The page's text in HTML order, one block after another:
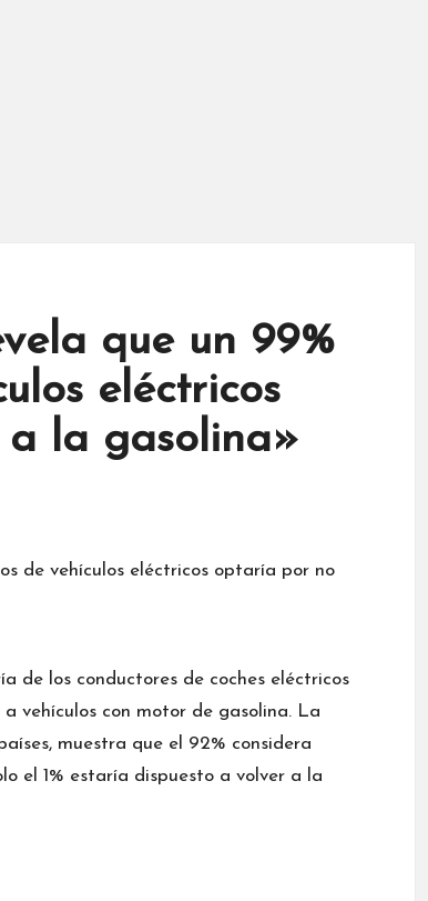
que un 99%
eléctricos
la gasolina»
de los conductores de coches eléctricos
vehículos con motor de gasolina. La
muestra que el 92% considera
el 1% estaría dispuesto a volver a la